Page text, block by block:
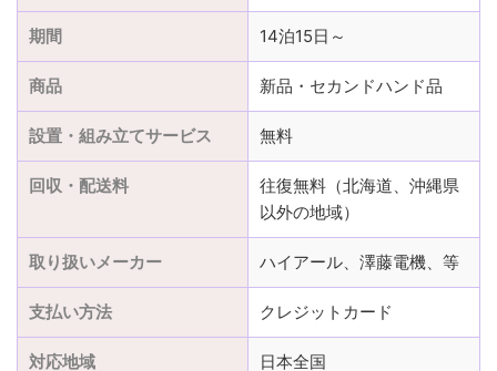
期間 14泊15日～
商品 新品・セカンドハンド品
設置・組み立てサービス 無料
回収・配送料
往復無料（北海道、沖縄県
以外の地域）
取り扱いメーカー ハイアール、澤藤電機、等
支払い方法 クレジットカード
対応地域
日本全国